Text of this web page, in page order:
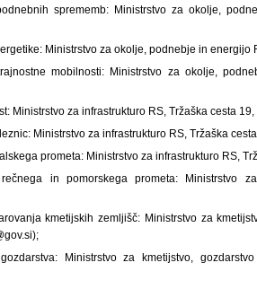
sprememb: Ministrstvo za okolje,
Ministrstvo za okolje, podnebje in
mobilnosti: Ministrstvo za okolje,
Ministrstvo za infrastrukturo RS, Tržaška cesta
Ministrstvo za infrastrukturo RS, Tržaška
prometa: Ministrstvo za infrastrukturo RS,
in pomorskega prometa: Ministrstvo
kmetijskih zemljišč: Ministrstvo za
Ministrstvo za kmetijstvo,